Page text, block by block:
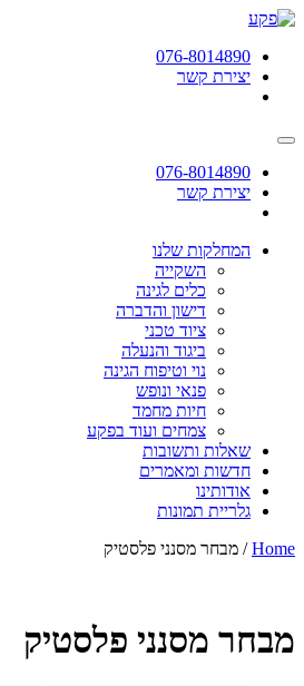
תחילתו
אינטרנט,
לחץ
כדי
לאזור
תוכן
מרכזי
076-8014890
יצירת קשר
076-8014890
יצירת קשר
המחלקות שלנו
השקייה
כלים לגינה
דישון והדברה
ציוד טכני
ביגוד והנעלה
נוי וטיפוח הגינה
פנאי ונופש
חיות מחמד
צמחים ועוד בפקע
שאלות ותשובות
חדשות ומאמרים
אודותינו
גלריית תמונות
Home/ מבחר מסנני פלסטיק
מבחר מסנני פלסטיק